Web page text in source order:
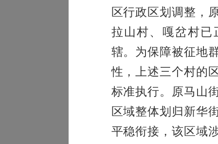
区行政区划调整，
拉山村、嘎岔村已
辖。为保障被征地
性，上述三个村的
标准执行。原马山
区域整体划归新华
平稳衔接，该区域